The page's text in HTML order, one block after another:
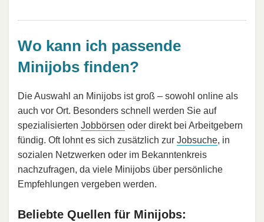
Wo kann ich passende
Minijobs finden?
Die Auswahl an Minijobs ist groß – sowohl online als
auch vor Ort. Besonders schnell werden Sie auf
spezialisierten Jobbörsen oder direkt bei Arbeitgebern
fündig. Oft lohnt es sich zusätzlich zur Jobsuche, in
sozialen Netzwerken oder im Bekanntenkreis
nachzufragen, da viele Minijobs über persönliche
Empfehlungen vergeben werden.
Beliebte Quellen für Minijobs: